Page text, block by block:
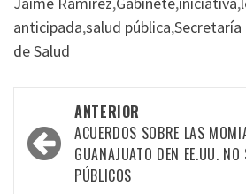
anticipada,salud pública,Secretaría
de Salud
Navegación
por
las
ANTERIOR
ACUERDOS SOBRE LAS
GUANAJUATO DEN EE.UU. NO
PÚBLICOS